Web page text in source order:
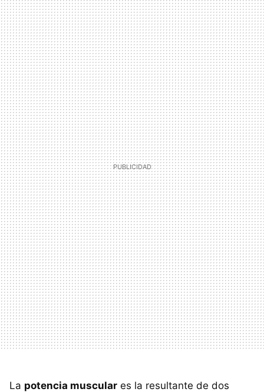
La potencia muscular es la resultante de dos